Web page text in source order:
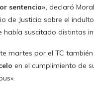
sentencia», declaró
de Justicia sobre el
había suscitado distintas
martes por el TC
en el cumplimiento de